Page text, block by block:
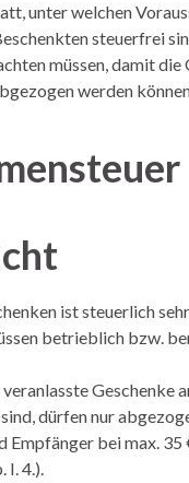
unter welchen
steuerfrei
müssen, damit die
werden
ist steuerlich
betrieblich bzw.
Geschenke
dürfen nur
Empfänger bei max. 35
I. 4.).